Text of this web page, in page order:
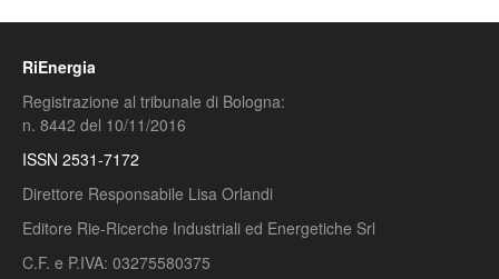
RiEnergia
Registrazione al tribunale di Bologna:
n. 8442 del 10/11/2016
ISSN 2531-7172
Direttore Responsabile Lisa Orlandi
Editore Rie-Ricerche Industriali ed Energetiche Srl
C.F. e P.IVA: 03275580375